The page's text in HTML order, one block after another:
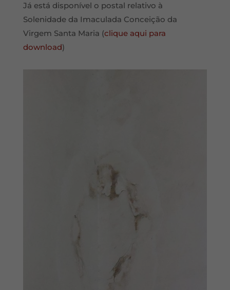
Já está disponível o postal relativo à
Solenidade da Imaculada Conceição da
Virgem Santa Maria (clique aqui para
download)